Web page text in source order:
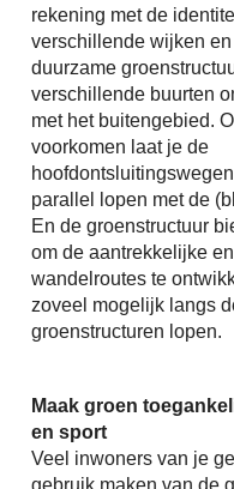
rekening met de
verschillende wijken
duurzame
verschillende buurten
met het buitengebied.
voorkomen laat je de
parallel lopen met de
En de groenstructuur
om de aantrekkelijke
wandelroutes te
zoveel mogelijk langs
groenstructuren lopen.
Maak groen
en sport
Veel inwoners van je
gebruik maken van de